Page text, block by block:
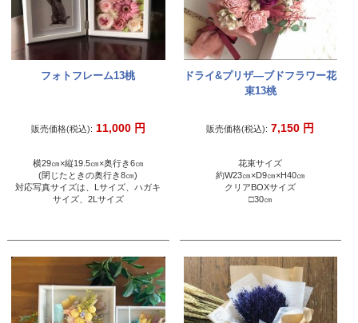
フォトフレーム13桃
販売価格(税込): 11,000 円
横29㎝×縦19.5㎝×奥行き6㎝
(閉じたときの奥行き8㎝)
対応写真サイズは、Lサイズ、ハガキ
サイズ、2Lサイズ
ドライ&プリザ―ブドフラワー花
束13桃
販売価格(税込): 7,150 円
花束サイズ
約W23㎝×D9㎝×H40㎝
クリアBOXサイズ
□30㎝